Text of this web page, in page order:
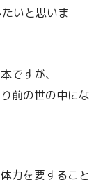
いと思いま
ですが、
前の世の中にな
力を要すること